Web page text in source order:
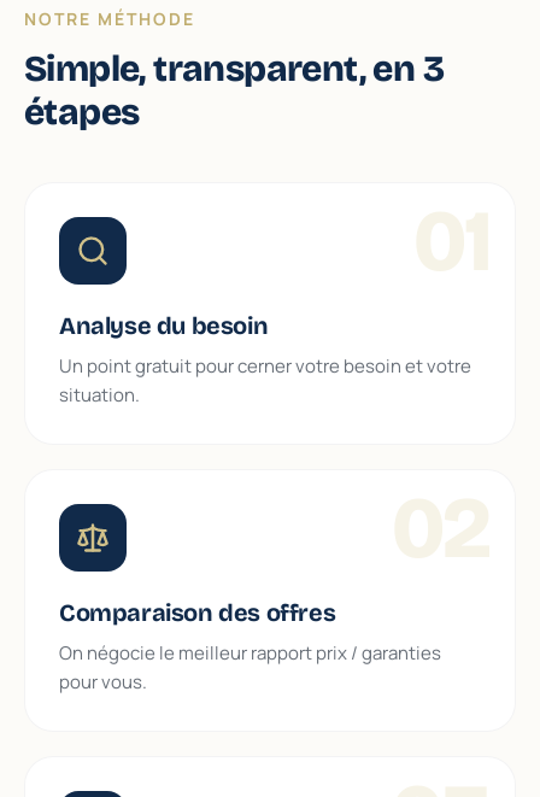
NOTRE MÉTHODE
Simple, transparent, en 3
étapes
01
Analyse du besoin
Un point gratuit pour cerner votre besoin et votre
situation.
02
Comparaison des offres
On négocie le meilleur rapport prix / garanties
pour vous.